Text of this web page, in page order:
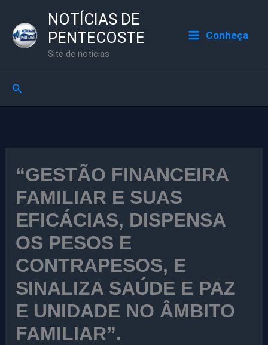
para
NOTÍCIAS DE
PENTECOSTE
Site de notícias
Conheça
Pesquisar
“GESTÃO FINANCEIRA
FAMILIAR E SUAS
EFICÁCIAS, DISPENSA
OS PESOS E
CONTRAPESOS, E
SINALIZA SAÚDE E PAZ
E UNIDADE NO ÂMBITO
FAMILIAR”.